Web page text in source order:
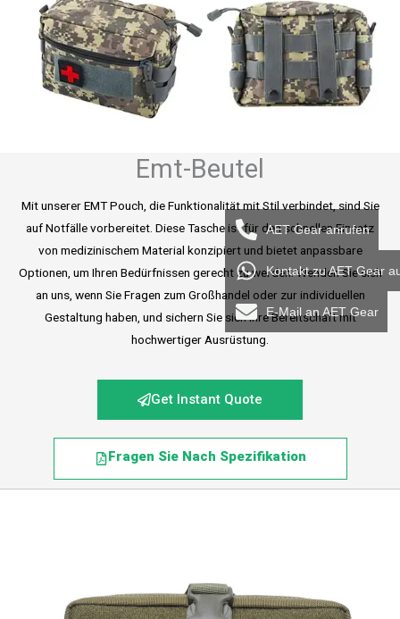
Emt-Beutel
Mit unserer EMT Pouch, die Funktionalität mit Stil verbindet, sind Sie
auf Notfälle vorbereitet. Diese Tasche ist für den schnellen Einsatz
von medizinischem Material konzipiert und bietet anpassbare
Optionen, um Ihren Bedürfnissen gerecht zu werden. Wenden Sie sich
an uns, wenn Sie Fragen zum Großhandel oder zur individuellen
Gestaltung haben, und sichern Sie sich Ihre Bereitschaft mit
hochwertiger Ausrüstung.
Get Instant Quote
Fragen Sie Nach Spezifikation
AET Gear anrufen
Kontakt zu AET Gear
E-Mail an AET Gear